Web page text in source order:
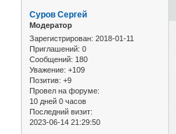
Cуров Сергей
Модератор
Зарегистрирован: 2018-01-11
Приглашений: 0
Сообщений: 180
Уважение: +109
Позитив: +9
Провел на форуме:
10 дней 0 часов
Последний визит:
2023-06-14 21:29:50